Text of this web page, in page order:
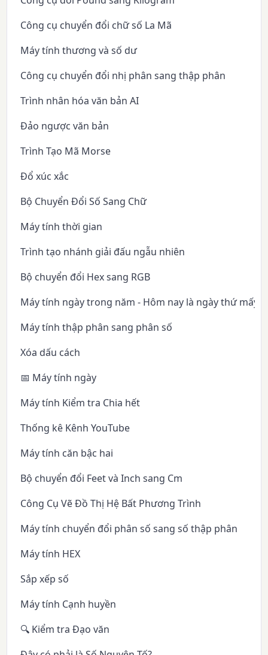
Công cụ chuyển đổi chữ số La Mã
Máy tính thương và số dư
Công cụ chuyển đổi nhị phân sang thập phân
Trình nhân hóa văn bản AI
Đảo ngược văn bản
Trình Tạo Mã Morse
Đổ xúc xắc
Bộ Chuyển Đổi Số Sang Chữ
Máy tính thời gian
Trình tạo nhánh giải đấu ngẫu nhiên
Bộ chuyển đổi Hex sang RGB
Máy tính ngày trong năm - Hôm nay là ngày thứ mấy
Máy tính thập phân sang phân số
Xóa dấu cách
📅 Máy tính ngày
Máy tính Kiểm tra Chia hết
Thống kê Kênh YouTube
Máy tính căn bậc hai
Bộ chuyển đổi Feet và Inch sang Cm
Công Cụ Vẽ Đồ Thị Hệ Bất Phương Trình
Máy tính chuyển đổi phân số sang số thập phân
Máy tính HEX
Sắp xếp số
Máy tính Cạnh huyền
🔍 Kiểm tra Đạo văn